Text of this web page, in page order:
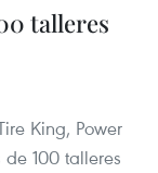
talleres
King, Power
100 talleres